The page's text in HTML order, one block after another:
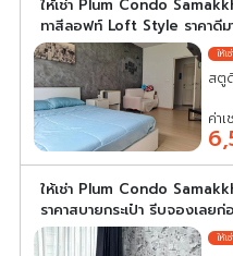
ให้เช่า Plum Condo
ทาสีลอฟท์ Loft Style ราคาดี
สตู
ค่า
ให้เช่า Plum Condo
ราคาสบายกระเป๋า รีบจองเลย